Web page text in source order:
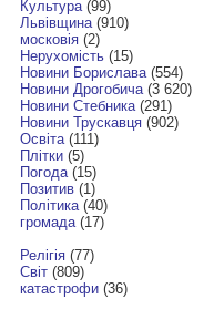
Культура(99)
Львівщина(910)
московія(2)
Нерухомість(15)
Новини Борислава(554)
Новини Дрогобича(3 620)
Новини Стебника(291)
Новини Трускавця(902)
Освіта(111)
Плітки(5)
Погода(15)
Позитив(1)
Політика(40)
громада(17)
Релігія(77)
Світ(809)
катастрофи(36)